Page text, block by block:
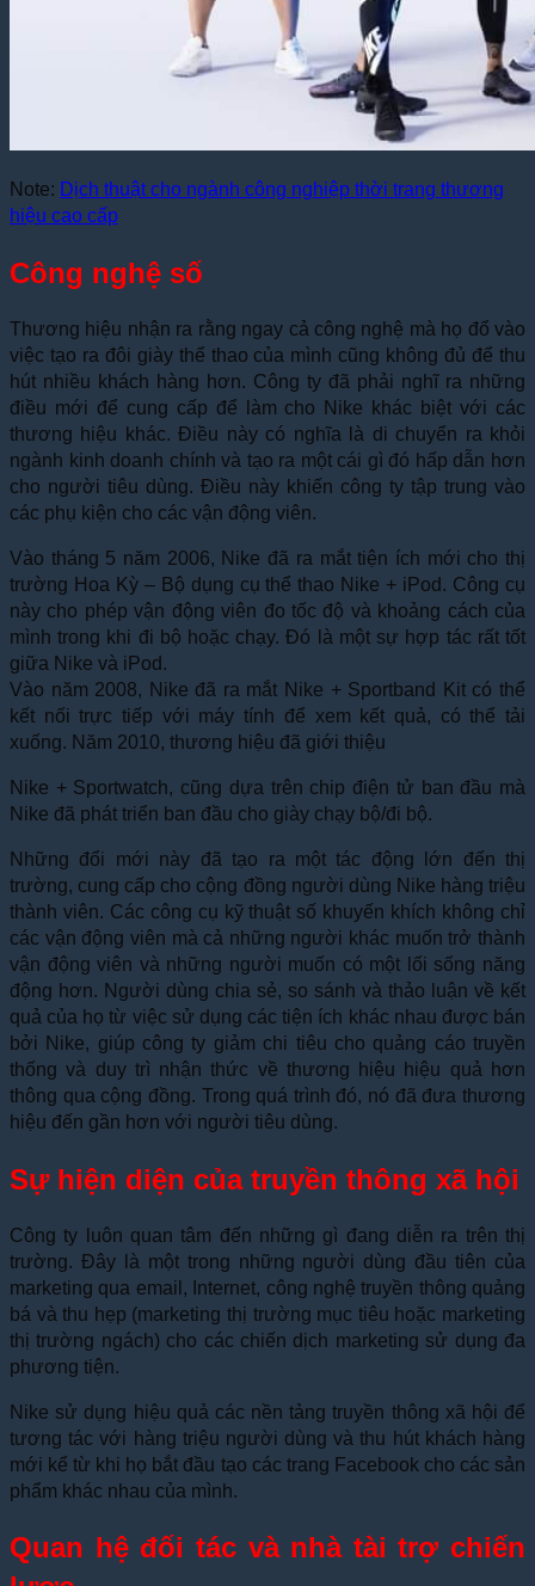
Note: Dịch thuật cho ngành công nghiệp thời trang thương
hiệu cao cấp
Công nghệ số
Thương hiệu nhận ra rằng ngay cả công nghệ mà họ đổ vào
việc tạo ra đôi giày thể thao của mình cũng không đủ để thu
hút nhiều khách hàng hơn. Công ty đã phải nghĩ ra những
điều mới để cung cấp để làm cho Nike khác biệt với các
thương hiệu khác. Điều này có nghĩa là di chuyển ra khỏi
ngành kinh doanh chính và tạo ra một cái gì đó hấp dẫn hơn
cho người tiêu dùng. Điều này khiến công ty tập trung vào
các phụ kiện cho các vận động viên.
Vào tháng 5 năm 2006, Nike đã ra mắt tiện ích mới cho thị
trường Hoa Kỳ – Bộ dụng cụ thể thao Nike + iPod. Công cụ
này cho phép vận động viên đo tốc độ và khoảng cách của
mình trong khi đi bộ hoặc chạy. Đó là một sự hợp tác rất tốt
giữa Nike và iPod.
Vào năm 2008, Nike đã ra mắt Nike + Sportband Kit có thể
kết nối trực tiếp với máy tính để xem kết quả, có thể tải
xuống. Năm 2010, thương hiệu đã giới thiệu
Nike + Sportwatch, cũng dựa trên chip điện tử ban đầu mà
Nike đã phát triển ban đầu cho giày chạy bộ/đi bộ.
Những đổi mới này đã tạo ra một tác động lớn đến thị
trường, cung cấp cho cộng đồng người dùng Nike hàng triệu
thành viên. Các công cụ kỹ thuật số khuyến khích không chỉ
các vận động viên mà cả những người khác muốn trở thành
vận động viên và những người muốn có một lối sống năng
động hơn. Người dùng chia sẻ, so sánh và thảo luận về kết
quả của họ từ việc sử dụng các tiện ích khác nhau được bán
bởi Nike, giúp công ty giảm chi tiêu cho quảng cáo truyền
thống và duy trì nhận thức về thương hiệu hiệu quả hơn
thông qua cộng đồng. Trong quá trình đó, nó đã đưa thương
hiệu đến gần hơn với người tiêu dùng.
Sự hiện diện của truyền thông xã hội
Công ty luôn quan tâm đến những gì đang diễn ra trên thị
trường. Đây là một trong những người dùng đầu tiên của
marketing qua email, Internet, công nghệ truyền thông quảng
bá và thu hẹp (marketing thị trường mục tiêu hoặc marketing
thị trường ngách) cho các chiến dịch marketing sử dụng đa
phương tiện.
Nike sử dụng hiệu quả các nền tảng truyền thông xã hội để
tương tác với hàng triệu người dùng và thu hút khách hàng
mới kể từ khi họ bắt đầu tạo các trang Facebook cho các sản
phẩm khác nhau của mình.
Quan hệ đối tác và nhà tài trợ chiến